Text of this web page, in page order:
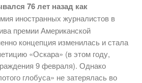
76 лет назад как
иностранных журналистов в
премии Американской
концепция изменилась и стала
«Оскара» (в этом году,
9 февраля). Однако
глобуса» не затерялась во